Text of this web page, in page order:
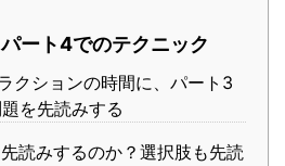
ート4でのテクニック
クションの時間に、パート3
を先読みする
読みするのか？選択肢も先読